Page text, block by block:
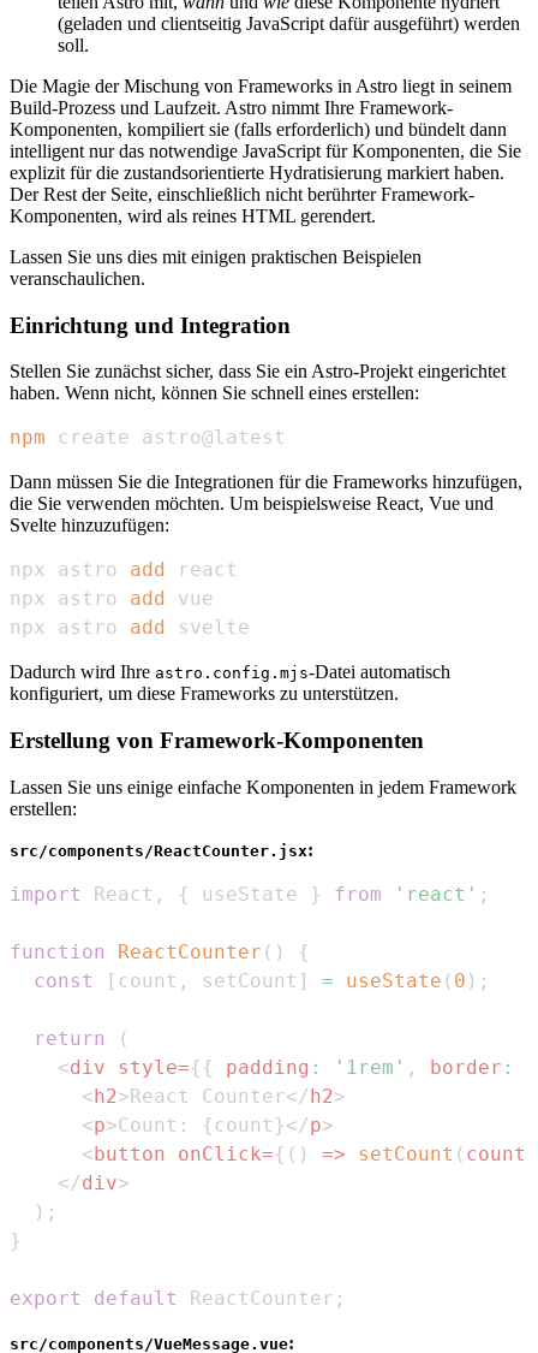
(geladen und clientseitig JavaScript dafür ausgeführt) werden
soll.
Die Magie der Mischung von Frameworks in Astro liegt in seinem
Build-Prozess und Laufzeit. Astro nimmt Ihre Framework-
Komponenten, kompiliert sie (falls erforderlich) und bündelt dann
intelligent nur das notwendige JavaScript für Komponenten, die Sie
explizit für die zustandsorientierte Hydratisierung markiert haben.
Der Rest der Seite, einschließlich nicht berührter Framework-
Komponenten, wird als reines HTML gerendert.
Lassen Sie uns dies mit einigen praktischen Beispielen
veranschaulichen.
Einrichtung und Integration
Stellen Sie zunächst sicher, dass Sie ein Astro-Projekt eingerichtet
haben. Wenn nicht, können Sie schnell eines erstellen:
npm create astro@latest
Dann müssen Sie die Integrationen für die Frameworks hinzufügen,
die Sie verwenden möchten. Um beispielsweise React, Vue und
Svelte hinzuzufügen:
npx astro add
npx astro add
npx astro add svelte
Dadurch wird Ihre astro.config.mjs-Datei automatisch
konfiguriert, um diese Frameworks zu unterstützen.
Erstellung von Framework-Komponenten
Lassen Sie uns einige einfache Komponenten in jedem Framework
erstellen:
src/components/ReactCounter.jsx:
import React , { useState } from 'react' ;
function ReactCounter ( )
{
const
[ count , setCount ] = useState ( 0 ) ;
return
(
<div style={ { padding : '1rem' , border :
<h2>React Counter</h2>
<p>Count: { count }</p>
<button onClick={ ( ) => setCount ( count
</div>
) ;
}
export default ReactCounter ;
src/components/VueMessage.vue: